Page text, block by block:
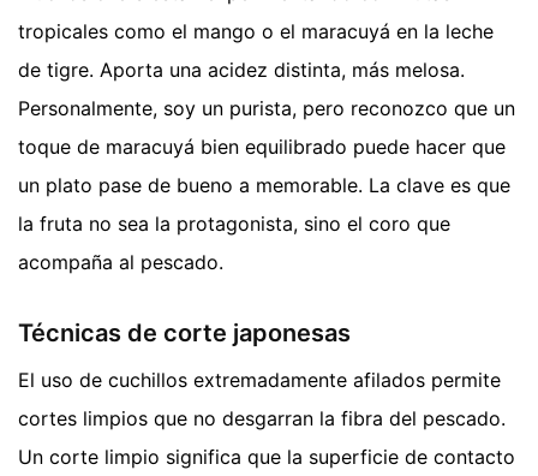
tropicales como el mango o el maracuyá en la leche
de tigre. Aporta una acidez distinta, más melosa.
Personalmente, soy un purista, pero reconozco que un
toque de maracuyá bien equilibrado puede hacer que
un plato pase de bueno a memorable. La clave es que
la fruta no sea la protagonista, sino el coro que
acompaña al pescado.
Técnicas de corte japonesas
El uso de cuchillos extremadamente afilados permite
cortes limpios que no desgarran la fibra del pescado.
Un corte limpio significa que la superficie de contacto